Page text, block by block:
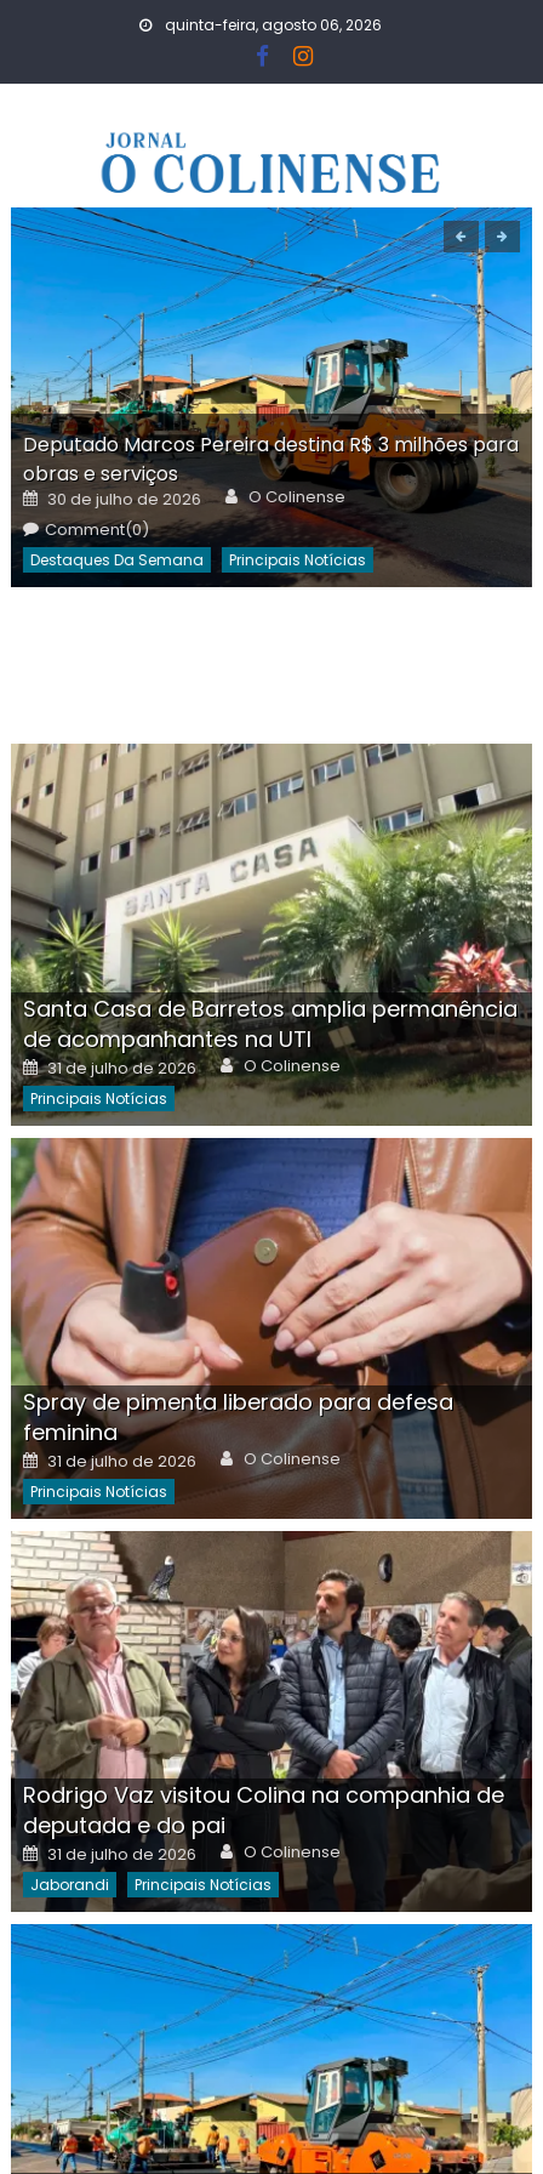
quinta-feira, agosto 06, 2026
Deputado Marcos Pereira destina R$ 3 milhões para
obras e serviços
Posted
on
30 de julho de 2026 Author
O Colinense
Comment(0)
Destaques Da Semana Principais Notícias
Santa Casa de Barretos amplia permanência
de acompanhantes na UTI
Posted
on
31 de julho de 2026 Author
O Colinense
Principais Notícias
Spray de pimenta liberado para defesa
feminina
Posted
on
31 de julho de 2026 Author
O Colinense
Principais Notícias
Rodrigo Vaz visitou Colina na companhia de
deputada e do pai
Posted
on
31 de julho de 2026 Author
O Colinense
Jaborandi Principais Notícias